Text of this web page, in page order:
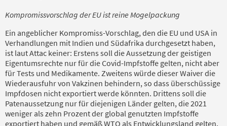
Kompromissvorschlag der EU ist reine Mogelpackung
Ein angeblicher Kompromiss-Vorschlag, den die EU und USA in
Verhandlungen mit Indien und Südafrika durchgesetzt haben,
ist laut Attac keiner: Erstens soll die Aussetzung der geistigen
Eigentumsrechte nur für die Covid-Impfstoffe gelten, nicht aber
für Tests und Medikamente. Zweitens würde dieser Waiver die
Wiederausfuhr von Vakzinen behindern, so dass überschüssige
Impfdosen nicht exportiert werde könnten. Drittens soll die
Patenaussetzung nur für diejenigen Länder gelten, die 2021
weniger als zehn Prozent der global genutzten Impfstoffe
exportiert haben und gemäß WTO als Entwicklungsland gelten.